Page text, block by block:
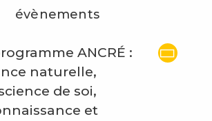
évènements
ANCRÉ :
naturelle,
de soi,
et